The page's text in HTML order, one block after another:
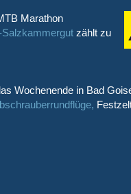
Marathon
zählt zu
Wochenende in Bad